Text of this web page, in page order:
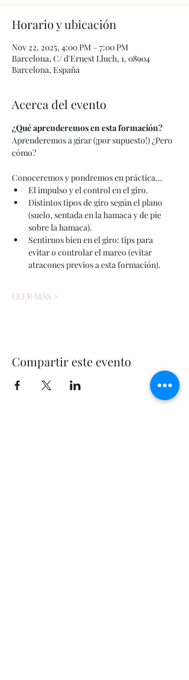
Horario y ubicación
Nov 22, 2025, 4:00 PM – 7:00 PM
Barcelona, C/ d'Ernest Lluch, 1, 08904
Barcelona, España
Acerca del evento
¿Qué aprenderemos en esta formación?
Aprenderemos a girar (¡por supuesto!) ¿Pero
cómo?
Conoceremos y pondremos en práctica...
El impulso y el control en el giro.
Distintos tipos de giro según el plano
(suelo, sentada en la hamaca y de pie
sobre la hamaca).
Sentirnos bien en el giro: tips para
evitar o controlar el mareo (evitar
atracones previos a esta formación).
LEER MÁS >
Compartir este evento